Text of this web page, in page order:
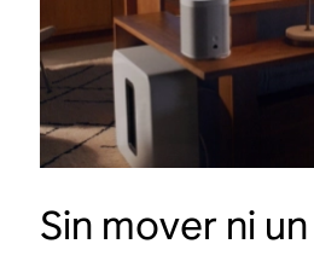
Sin mover ni